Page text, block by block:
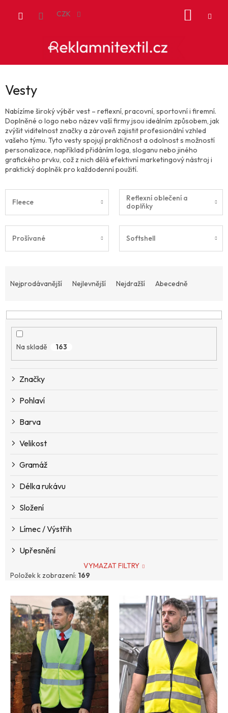
CZK
Vesty
Nabízíme široký výběr vest – reflexní, pracovní, sportovní i firemní.
Doplněné o logo nebo název vaší firmy jsou ideálním způsobem, jak
zvýšit viditelnost značky a zároveň zajistit profesionální vzhled
vašeho týmu. Tyto vesty spojují praktičnost a odolnost s možností
personalizace, například přidáním loga, sloganu nebo jiného
grafického prvku, což z nich dělá efektivní marketingový nástroj i
praktický doplněk pro každodenní použití.
Fleece
Reflexní oblečení a
doplňky
Prošívané Softshell
a
n
Nejprodávanější Nejlevnější Nejdražší Abecedně
Na skladě 163
Značky
Pohlaví
Barva
Velikost
Gramáž
Délka rukávu
Složení
Límec / Výstřih
Upřesnění
VYMAZAT FILTRY
Položek k zobrazení: 169
V
p
p
o
d